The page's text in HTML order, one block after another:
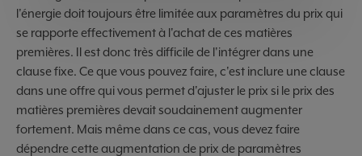
l'énergie doit toujours être limitée aux paramètres du prix qui
se rapporte effectivement à l'achat de ces matières
premières. Il est donc très difficile de l'intégrer dans une
clause fixe. Ce que vous pouvez faire, c'est inclure une clause
dans une offre qui vous permet d'ajuster le prix si le prix des
matières premières devait soudainement augmenter
fortement. Mais même dans ce cas, vous devez faire
dépendre cette augmentation de prix de paramètres